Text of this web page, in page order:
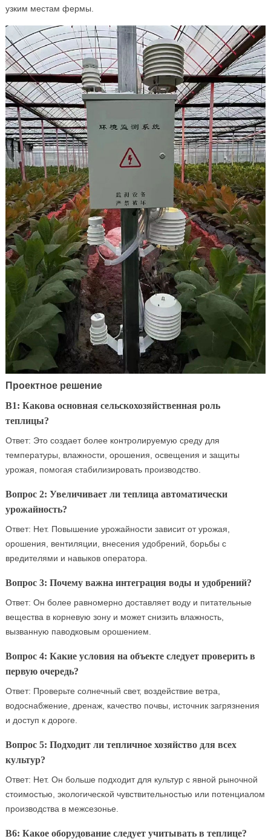
узким местам фермы.
Проектное решение
В1: Какова основная сельскохозяйственная роль
теплицы?
Ответ: Это создает более контролируемую среду для
температуры, влажности, орошения, освещения и защиты
урожая, помогая стабилизировать производство.
Вопрос 2: Увеличивает ли теплица автоматически
урожайность?
Ответ: Нет. Повышение урожайности зависит от урожая,
орошения, вентиляции, внесения удобрений, борьбы с
вредителями и навыков оператора.
Вопрос 3: Почему важна интеграция воды и удобрений?
Ответ: Он более равномерно доставляет воду и питательные
вещества в корневую зону и может снизить влажность,
вызванную паводковым орошением.
Вопрос 4: Какие условия на объекте следует проверить в
первую очередь?
Ответ: Проверьте солнечный свет, воздействие ветра,
водоснабжение, дренаж, качество почвы, источник загрязнения
и доступ к дороге.
Вопрос 5: Подходит ли тепличное хозяйство для всех
культур?
Ответ: Нет. Он больше подходит для культур с явной рыночной
стоимостью, экологической чувствительностью или потенциалом
производства в межсезонье.
В6: Какое оборудование следует учитывать в теплице?